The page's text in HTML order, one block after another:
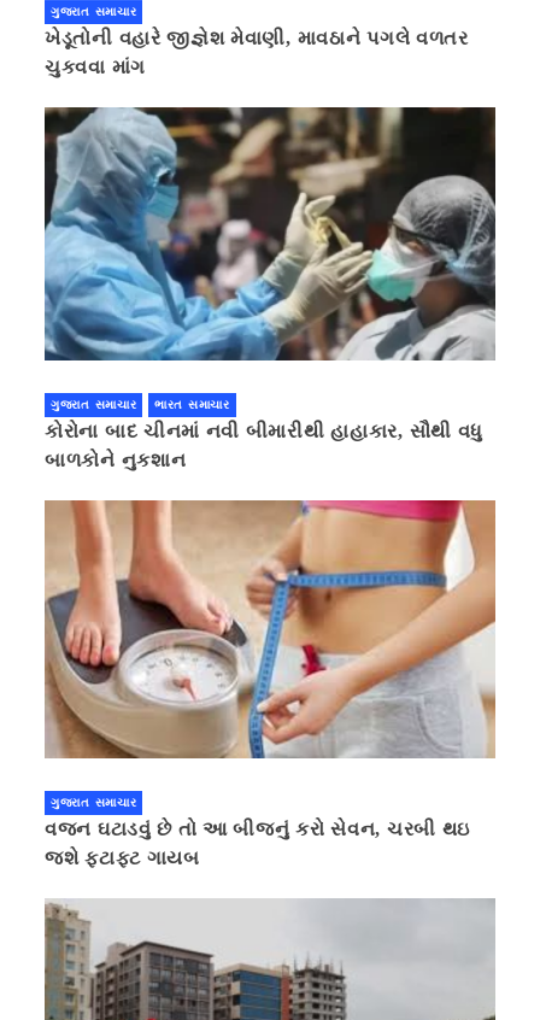
ગુજરાત સમાચાર
ખેડૂતોની વહારે જીજ્ઞેશ મેવાણી, માવઠાને પગલે વળતર
ચુકવવા માંગ
ગુજરાત સમાચાર ભારત સમાચાર
કોરોના બાદ ચીનમાં નવી બીમારીથી હાહાકાર, સૌથી વધુ
બાળકોને નુકશાન
ગુજરાત સમાચાર
વજન ઘટાડવું છે તો આ બીજનું કરો સેવન, ચરબી થઇ
જશે ફટાફટ ગાયબ